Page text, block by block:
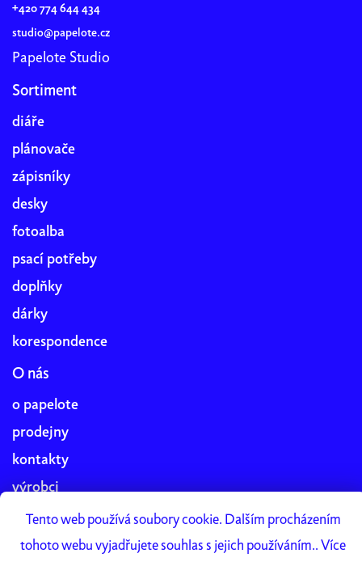
Tento web používá soubory cookie. Dalším procházením
tohoto webu vyjadřujete souhlas s jejich používáním.. Více
+420 774 644 434
studio@papelote.cz
Papelote Studio
Sortiment
diáře
plánovače
zápisníky
desky
fotoalba
psací potřeby
doplňky
dárky
korespondence
O nás
o papelote
prodejny
kontakty
výrobci
blog
práce v papelote